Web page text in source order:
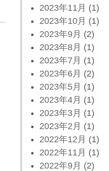
2023年11月 (1)
2023年10月 (1)
2023年9月 (2)
2023年8月 (1)
2023年7月 (1)
2023年6月 (2)
2023年5月 (1)
2023年4月 (1)
2023年3月 (1)
2023年2月 (1)
2022年12月 (1)
2022年11月 (1)
2022年9月 (2)